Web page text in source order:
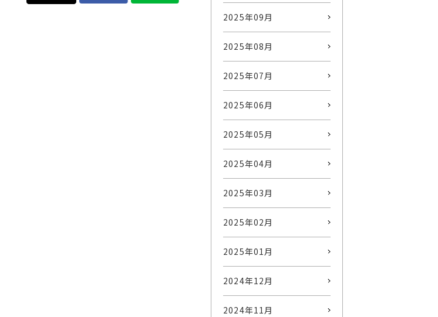
2025年09月
2025年08月
2025年07月
2025年06月
2025年05月
2025年04月
2025年03月
2025年02月
2025年01月
2024年12月
2024年11月